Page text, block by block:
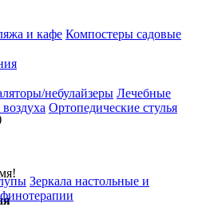
и кафе Компостеры садовые
небулайзеры Лечебные
Ортопедические стулья
Зеркала настольные и